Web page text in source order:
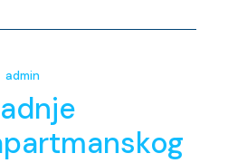
admin